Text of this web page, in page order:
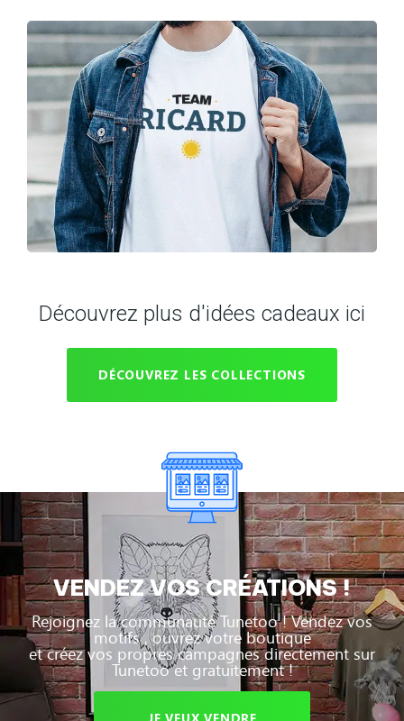
Découvrez plus d'idées cadeaux ici
DÉCOUVREZ LES COLLECTIONS
VENDEZ VOS CRÉATIONS !
Rejoignez la communauté Tunetoo ! Vendez vos
motifs , ouvrez votre boutique
et créez vos propres campagnes directement sur
Tunetoo et gratuitement !